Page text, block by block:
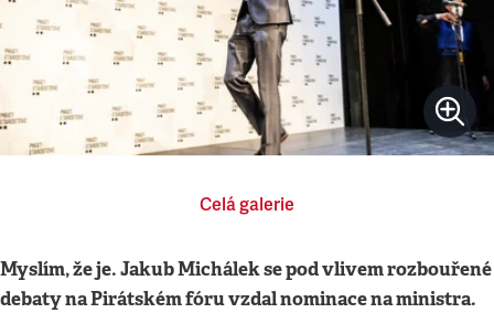
Celá galerie
Myslím, že je. Jakub Michálek se pod vlivem rozbouřené
debaty na Pirátském fóru vzdal nominace na ministra.